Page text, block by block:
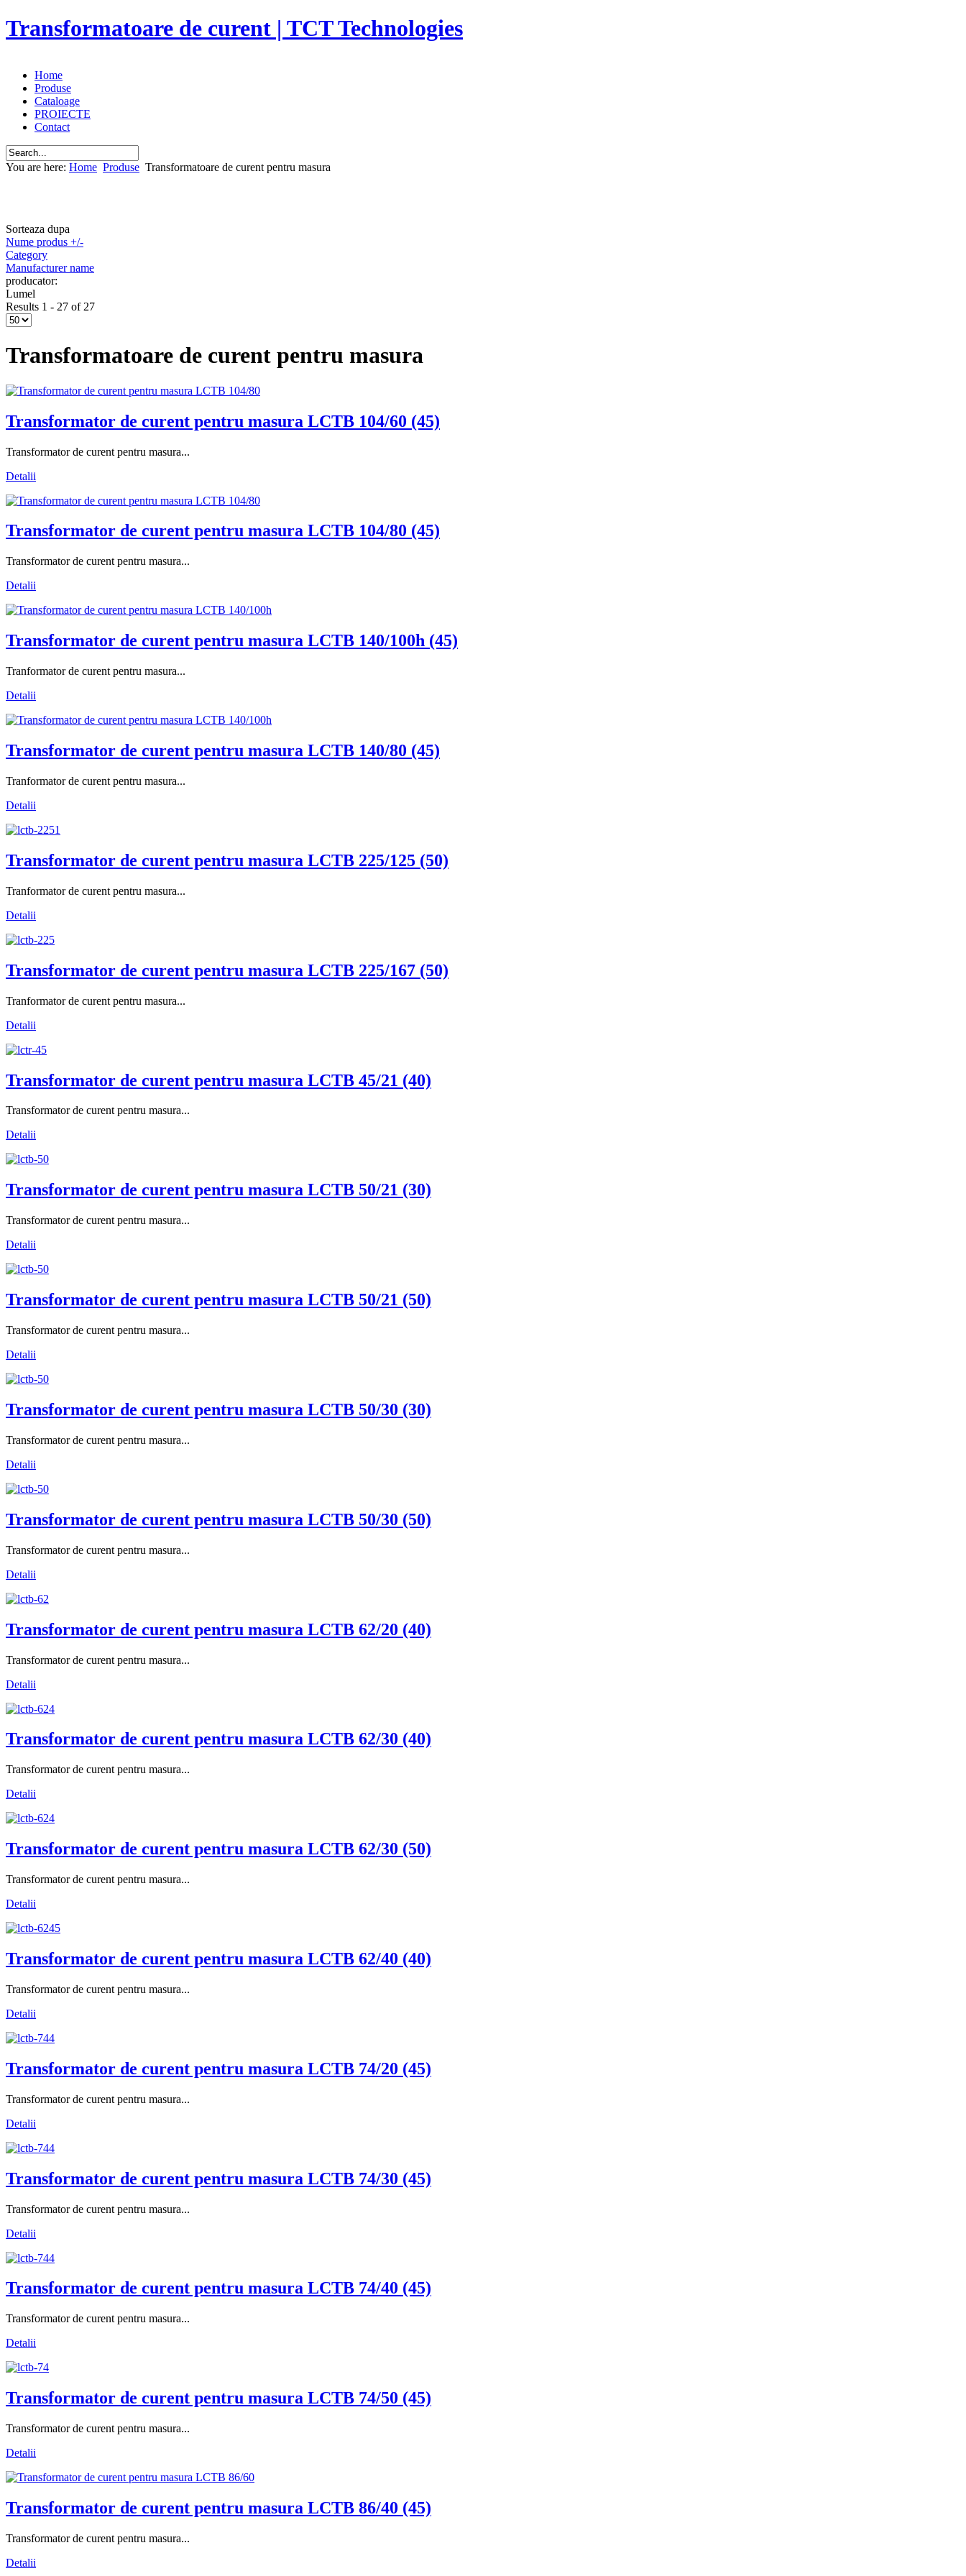
Transformatoare de curent | TCT Technologies
Home
Produse
Cataloage
PROIECTE
Contact
You are here: Home Produse Transformatoare de curent pentru masura
Sorteaza dupa
Nume produs +/-
Category
Manufacturer name
producator:
Lumel
Results 1 - 27 of 27
Transformatoare de curent pentru masura
Transformator de curent pentru masura LCTB 104/60 (45)
Transformator de curent pentru masura...
Detalii
Transformator de curent pentru masura LCTB 104/80 (45)
Transformator de curent pentru masura...
Detalii
Transformator de curent pentru masura LCTB 140/100h (45)
Tranformator de curent pentru masura...
Detalii
Transformator de curent pentru masura LCTB 140/80 (45)
Tranformator de curent pentru masura...
Detalii
Transformator de curent pentru masura LCTB 225/125 (50)
Tranformator de curent pentru masura...
Detalii
Transformator de curent pentru masura LCTB 225/167 (50)
Tranformator de curent pentru masura...
Detalii
Transformator de curent pentru masura LCTB 45/21 (40)
Transformator de curent pentru masura...
Detalii
Transformator de curent pentru masura LCTB 50/21 (30)
Transformator de curent pentru masura...
Detalii
Transformator de curent pentru masura LCTB 50/21 (50)
Transformator de curent pentru masura...
Detalii
Transformator de curent pentru masura LCTB 50/30 (30)
Transformator de curent pentru masura...
Detalii
Transformator de curent pentru masura LCTB 50/30 (50)
Transformator de curent pentru masura...
Detalii
Transformator de curent pentru masura LCTB 62/20 (40)
Transformator de curent pentru masura...
Detalii
Transformator de curent pentru masura LCTB 62/30 (40)
Transformator de curent pentru masura...
Detalii
Transformator de curent pentru masura LCTB 62/30 (50)
Transformator de curent pentru masura...
Detalii
Transformator de curent pentru masura LCTB 62/40 (40)
Transformator de curent pentru masura...
Detalii
Transformator de curent pentru masura LCTB 74/20 (45)
Transformator de curent pentru masura...
Detalii
Transformator de curent pentru masura LCTB 74/30 (45)
Transformator de curent pentru masura...
Detalii
Transformator de curent pentru masura LCTB 74/40 (45)
Transformator de curent pentru masura...
Detalii
Transformator de curent pentru masura LCTB 74/50 (45)
Transformator de curent pentru masura...
Detalii
Transformator de curent pentru masura LCTB 86/40 (45)
Transformator de curent pentru masura...
Detalii